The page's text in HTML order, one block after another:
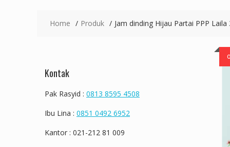
Home Produk Jam dinding Hijau Partai PPP Laila
Kontak
Pak Rasyid : 0813 8595 4508
Ibu Lina : 0851 0492 6952
Kantor : 021-212 81 009